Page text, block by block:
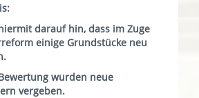
darauf hin, dass im Zuge
einige Grundstücke neu
wurden neue
vergeben.